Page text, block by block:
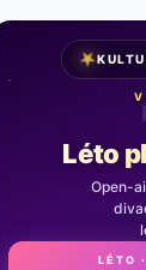
★
V
Noc
Léto
Open-
LÉTO